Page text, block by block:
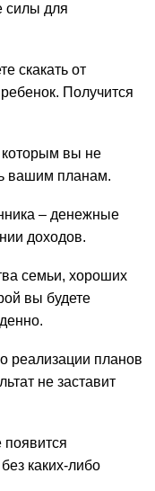
силы для
скакать от
Получится
которым вы не
вашим планам.
– денежные
доходов.
семьи, хороших
вы будете
реализации планов
не заставит
появится
каких-либо